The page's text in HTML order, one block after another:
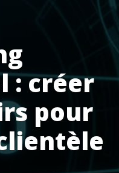
: créer
pour